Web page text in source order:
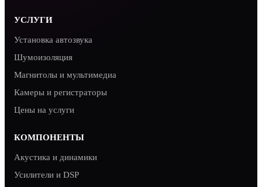
УСЛУГИ
Установка автозвука
Шумоизоляция
Магнитолы и мультимедиа
Камеры и регистраторы
Цены на услуги
КОМПОНЕНТЫ
Акустика и динамики
Усилители и DSP